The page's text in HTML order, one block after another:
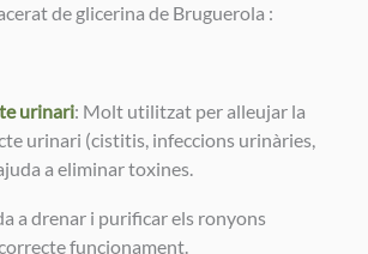
de glicerina de Bruguerola :
urinari: Molt utilitzat per alleujar la
urinari (cistitis, infeccions urinàries,
a eliminar toxines.
a drenar i purificar els ronyons
funcionament.